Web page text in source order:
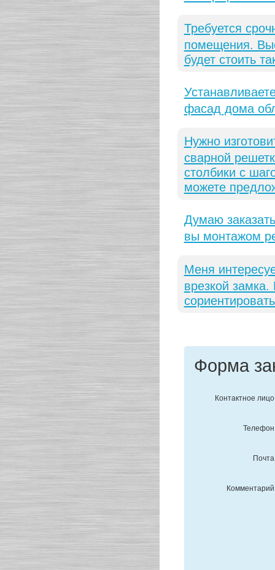
Требуется
помещения.
будет стоить
фасад дома
Нужно
сварной
столбики с
можете
Думаю
вы монтажом
Меня
врезкой
Форма
Контактное